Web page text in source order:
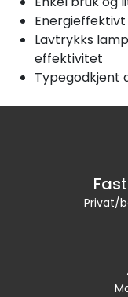
Energieffektivt
Lavtrykks
effektivitet
Typegodkjent
Privat/